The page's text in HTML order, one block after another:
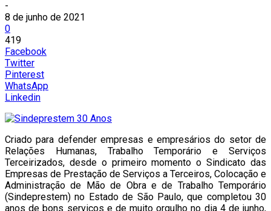
-
8 de junho de 2021
0
419
Facebook
Twitter
Pinterest
WhatsApp
Linkedin
Criado para defender empresas e empresários do setor de
Relações Humanas, Trabalho Temporário e Serviços
Terceirizados, desde o primeiro momento o Sindicato das
Empresas de Prestação de Serviços a Terceiros, Colocação e
Administração de Mão de Obra e de Trabalho Temporário
(Sindeprestem) no Estado de São Paulo, que completou 30
anos de bons serviços e de muito orgulho no dia 4 de junho,